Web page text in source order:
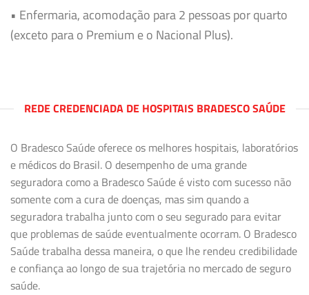
• Enfermaria, acomodação para 2 pessoas por quarto
(exceto para o Premium e o Nacional Plus).
REDE CREDENCIADA DE HOSPITAIS BRADESCO SAÚDE
O Bradesco Saúde oferece os melhores hospitais, laboratórios
e médicos do Brasil. O desempenho de uma grande
seguradora como a Bradesco Saúde é visto com sucesso não
somente com a cura de doenças, mas sim quando a
seguradora trabalha junto com o seu segurado para evitar
que problemas de saúde eventualmente ocorram. O Bradesco
Saúde trabalha dessa maneira, o que lhe rendeu credibilidade
e confiança ao longo de sua trajetória no mercado de seguro
saúde.